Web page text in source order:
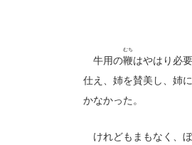
牛用の鞭
むち
はやはり必
仕え、姉を賛美し、姉
かなかった。
けれどもまもなく、